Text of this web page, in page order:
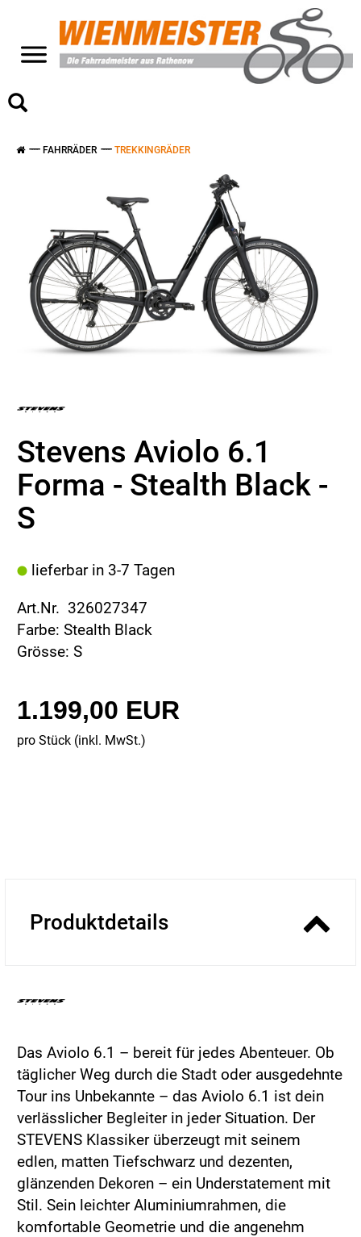
FAHRRÄDER TREKKINGRÄDER
Stevens Aviolo 6.1
Forma - Stealth Black -
S
lieferbar in 3-7 Tagen
Art.Nr. 326027347
Farbe: Stealth Black
Grösse: S
1.199,00 EUR
pro Stück (inkl. MwSt.)
Produktdetails
Das Aviolo 6.1 – bereit für jedes Abenteuer. Ob
täglicher Weg durch die Stadt oder ausgedehnte
Tour ins Unbekannte – das Aviolo 6.1 ist dein
verlässlicher Begleiter in jeder Situation. Der
STEVENS Klassiker überzeugt mit seinem
edlen, matten Tiefschwarz und dezenten,
glänzenden Dekoren – ein Understatement mit
Stil. Sein leichter Aluminiumrahmen, die
komfortable Geometrie und die angenehm